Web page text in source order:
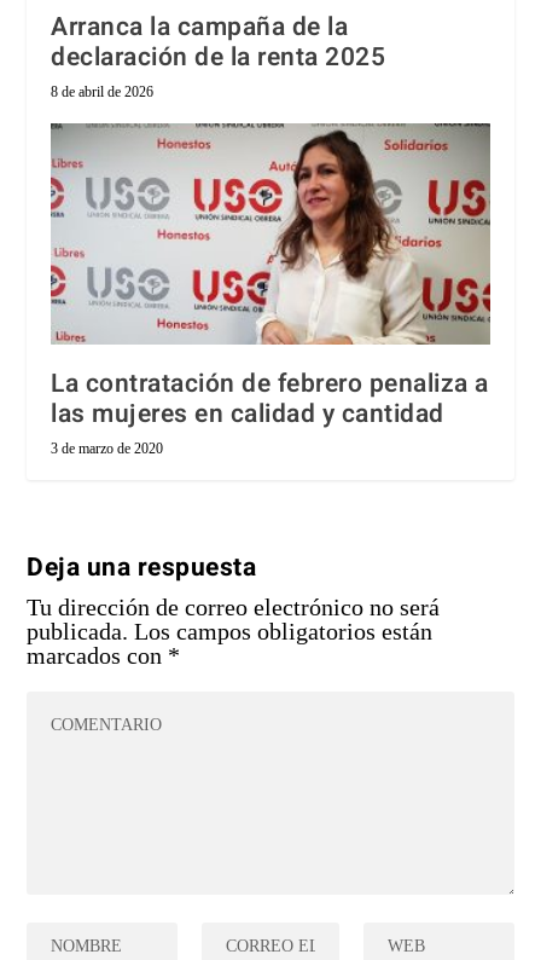
Arranca la campaña de la
declaración de la renta 2025
8 de abril de 2026
La contratación de febrero penaliza a
las mujeres en calidad y cantidad
3 de marzo de 2020
Deja una respuesta
Tu dirección de correo electrónico no será
publicada. Los campos obligatorios están
marcados con *